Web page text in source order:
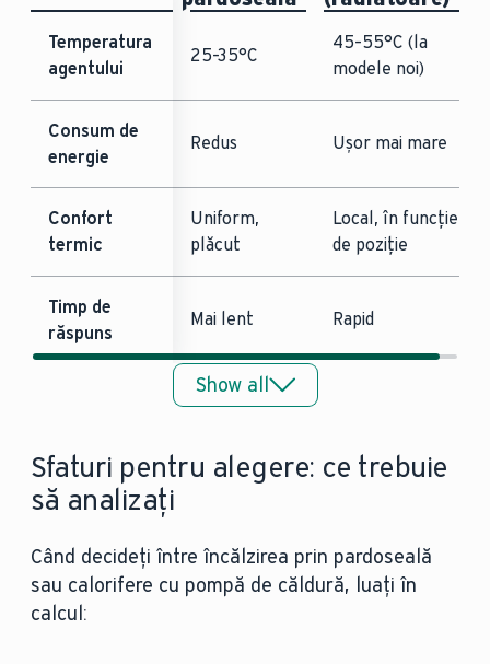
Temperatura
agentului
25–35°C
45–55°C (la
modele noi)
Consum de
energie
Redus Ușor mai mare
Confort
termic
Uniform,
plăcut
Local, în funcție
de poziție
Timp de
răspuns
Mai lent Rapid
Mai ridicat la
Spațiu
ocupat
Nu ocupă
Necesită spațiu
Potrivit
pentru
Case noi,
renovări
Renovări
simple,
Show all
Sfaturi pentru alegere: ce trebuie
să analizați
Când decideți între încălzirea prin pardoseală
sau calorifere cu pompă de căldură, luați în
calcul: